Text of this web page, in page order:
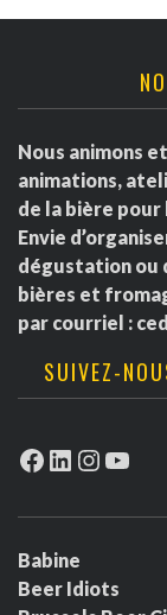
Nous animons
animations,
de la bière
Envie
dégustation ou
bières et
par courriel :
SUIVEZ-
Facebook
LinkedIn
Babine
Beer Idiots